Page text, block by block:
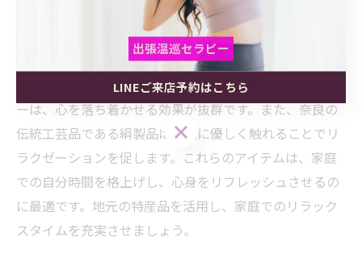
奈良県流のリラクゼーションアイテム紹介
奈良県には、自然の恵みを取り入れたリラクゼーション
アイテムが豊富にあります。例えば、香り豊かな奈良の
木々から作られたアロマオイルや、地元産のハーブティ
ーは、心を落ち着かせる効果が抜群です。また、奈良の
伝統工芸品である絹製品は、肌に優しく触れることでリ
ラクゼーションを促します。これらのアイテムは、家庭
での自分時間を格上げし、心身をリフレッシュさせるの
に最適です。地元の特産品を活用し、家庭でのリラック
スタイムを充実させましょう。
出張温巡セラピー
LINEご来店予約はこちら
出張温巡セラピー
LINEご来店予約はこちら
出張温巡セラピー
LINEご来店予約はこちら